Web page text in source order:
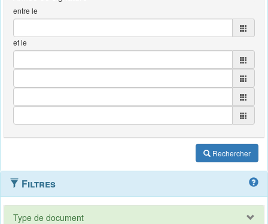
entre le
et le
Rechercher
Filtres
Type de document